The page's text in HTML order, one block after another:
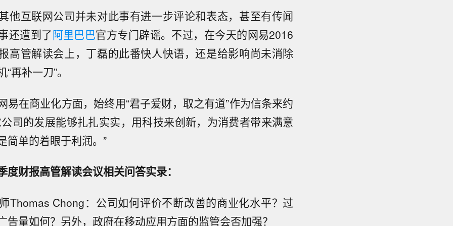
他互联网公司并未对此事有进一步评论和表态，甚至有传闻
还遭到了阿里巴巴官方专门辟谣。不过，在今天的网易2016
高管解读会上，丁磊的此番快人快语，还是给影响尚未消除
再补一刀”。
易在商业化方面，始终用“君子爱财，取之有道”作为信条来约
司的发展能够扎扎实实，用科技来创新，为消费者带来满意
简单的着眼于利润。”
度财报高管解读会议相关问答实录：
Thomas Chong：公司如何评价不断改善的商业化水平？过
告量如何？另外，政府在移动应用方面的监管会否加强？